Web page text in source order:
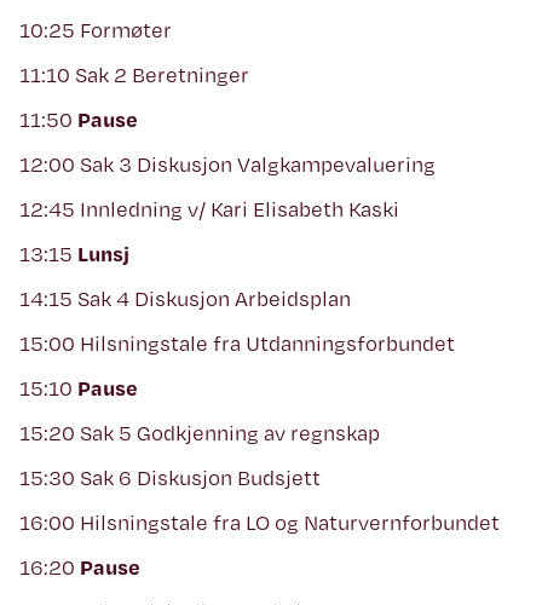
10:25 Formøter
11:10 Sak 2 Beretninger
11:50 Pause
12:00 Sak 3 Diskusjon Valgkampevaluering
12:45 Innledning v/ Kari Elisabeth Kaski
13:15 Lunsj
14:15 Sak 4 Diskusjon Arbeidsplan
15:00 Hilsningstale fra Utdanningsforbundet
15:10 Pause
15:20 Sak 5 Godkjenning av regnskap
15:30 Sak 6 Diskusjon Budsjett
16:00 Hilsningstale fra LO og Naturvernforbundet
16:20 Pause